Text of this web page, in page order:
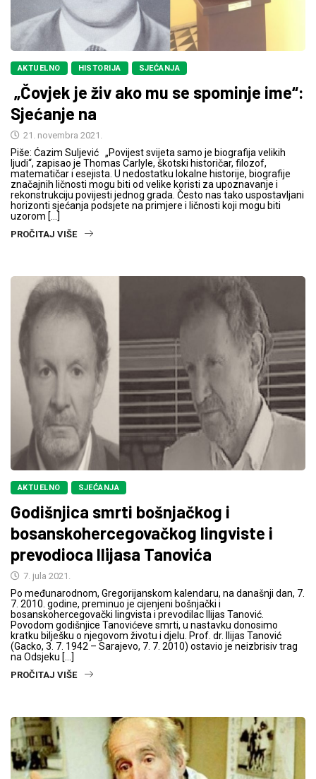
AKTUELNO HISTORIJA SJEĆANJA
„Čovjek je živ ako mu se spominje ime“:
Sjećanje na
21. novembra 2021.
Piše: Ćazim Suljević „Povijest svijeta samo je biografija velikih
ljudi“, zapisao je Thomas Carlyle, škotski historičar, filozof,
matematičar i esejista. U nedostatku lokalne historije, biografije
značajnih ličnosti mogu biti od velike koristi za upoznavanje i
rekonstrukciju povijesti jednog grada. Često nas tako uspostavljani
horizonti sjećanja podsjete na primjere i ličnosti koji mogu biti
uzorom […]
PROČITAJ VIŠE
AKTUELNO SJEĆANJA
Godišnjica smrti bošnjačkog i
bosanskohercegovačkog lingviste i
prevodioca Ilijasa Tanovića
7. jula 2021.
Po međunarodnom, Gregorijanskom kalendaru, na današnji dan, 7.
7. 2010. godine, preminuo je cijenjeni bošnjački i
bosanskohercegovački lingvista i prevodilac Ilijas Tanović.
Povodom godišnjice Tanovićeve smrti, u nastavku donosimo
kratku bilješku o njegovom životu i djelu. Prof. dr. Ilijas Tanović
(Gacko, 3. 7. 1942 – Sarajevo, 7. 7. 2010) ostavio je neizbrisiv trag
na Odsjeku […]
PROČITAJ VIŠE